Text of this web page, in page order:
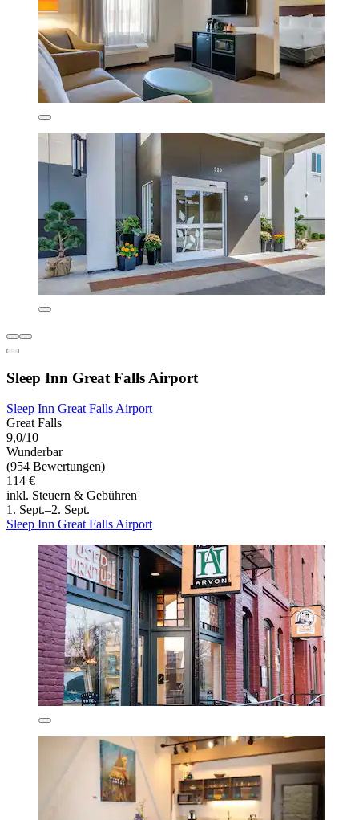
Sleep Inn Great Falls Airport
Sleep Inn Great Falls Airport
Great Falls
9,0/10
Wunderbar
(954 Bewertungen)
114 €
inkl. Steuern & Gebühren
1. Sept.–2. Sept.
Sleep Inn Great Falls Airport